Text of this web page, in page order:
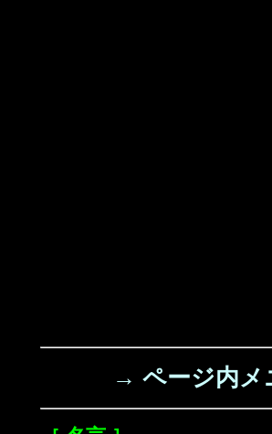
→ ページ内メ